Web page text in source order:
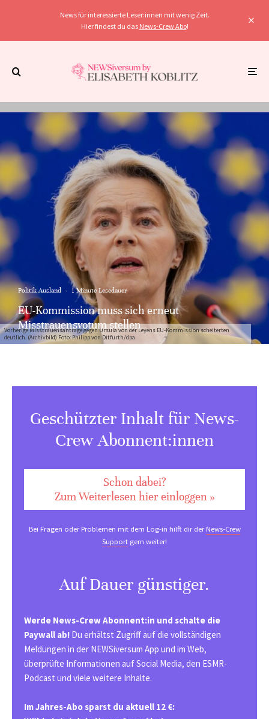
News für interessierte Leser:innen mit wenig Zeit.
Hier findest du das News-Crew Abo!
Vorherige Misstrauensanträge gegen Ursula von der Leyens EU-Kommission scheiterten
deutlich. (Archivbild) Foto: Philipp von Ditfurth/dpa
Politik Ausland · 1 Minute Lesedauer
EU-Kommission muss sich erneut
Misstrauensvotum stellen
Geschützter Inhalt für News-
Crew Abonnent:innen
Schon dabei?
Zum Weiterlesen hier einloggen »
Bei Fragen oder Problemen mit dem Log-in hilft dir derNews-Crew
Support gern weiter!
Auf Dauer günstiger.
Werde News-Crew Abonnent:in und schalte die
Paywall ab! Du erhältst Zugriff auf die vollständigen
Meldungen in der NEWSiversum App und im Web,
überprüfte Informationen auf Social Media, den ESMR-
Podcast und viele weitere Inhalte.
Im Jahres-Abo sparst du aktuell 12 €: